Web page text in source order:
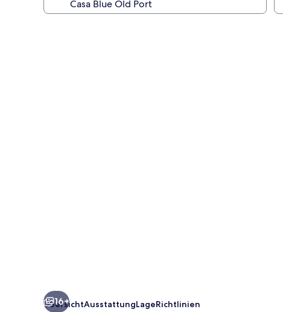
16+
ÜbersichtAusstattungLageRichtlinien